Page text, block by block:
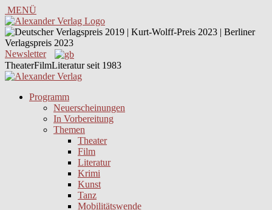
MENÜ
Newsletter
TheaterFilmLiteratur seit 1983
Programm
Neuerscheinungen
In Vorbereitung
Themen
Theater
Film
Literatur
Krimi
Kunst
Tanz
Mobilitätswende